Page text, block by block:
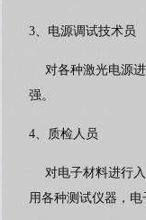
3、电源调试技术员
对各种激光电源进
强。
4、质检人员
对电子材料进行入
用各种测试仪器，电